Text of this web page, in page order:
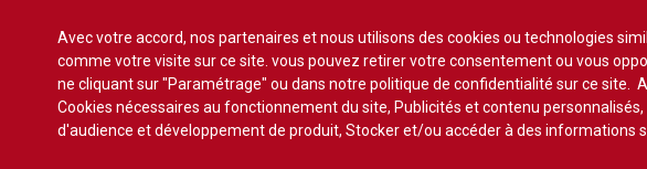
Actu. Point de droit
Avec votre accord, nos partenaires et nous utilisons des cookies ou technologies
comme votre visite sur ce site. vous pouvez retirer votre consentement ou vous
ne cliquant sur "Paramétrage" ou dans notre politique de confidentialité sur ce site.
Cookies nécessaires au fonctionnement du site, Publicités et contenu
d'audience et développement de produit, Stocker et/ou accéder à des informations